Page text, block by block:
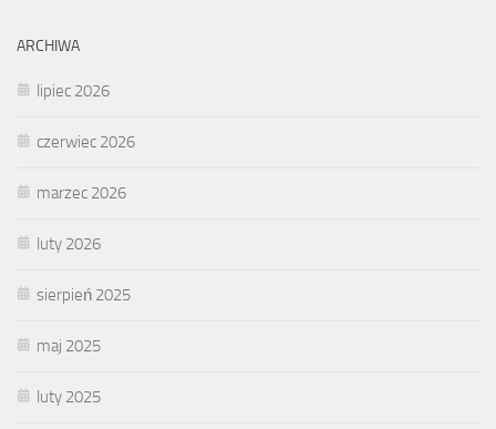
ARCHIWA
lipiec 2026
czerwiec 2026
marzec 2026
luty 2026
sierpień 2025
maj 2025
luty 2025